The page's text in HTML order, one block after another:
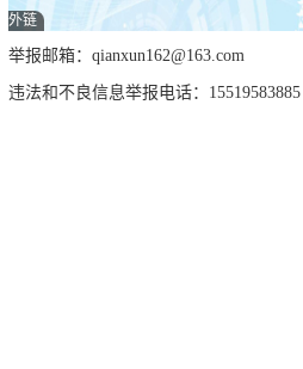
外链
举报邮箱：qianxun162@163.com
违法和不良信息举报电话：15519583885